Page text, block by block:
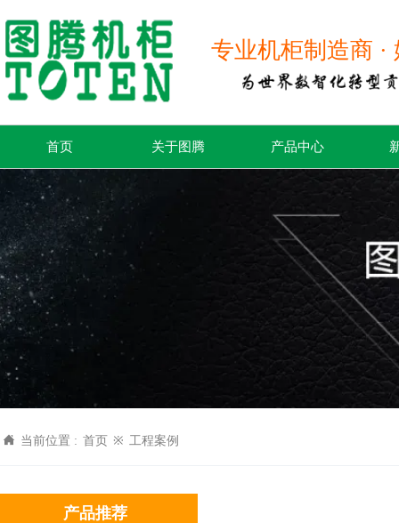
专业机柜制造商 ·
首页 关于图腾 产品中心
 当前位置 : 首页 ※ 工程案例
产品推荐